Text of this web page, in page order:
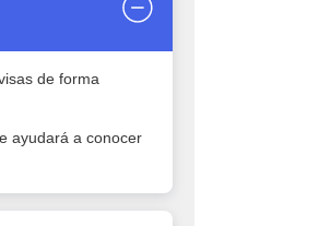
de forma
ayudará a conocer